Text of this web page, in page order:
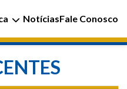
NotíciasFale Conosco